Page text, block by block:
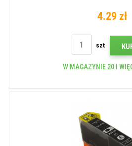
4.29 zł
szt
W MAGAZYNIE 20 I